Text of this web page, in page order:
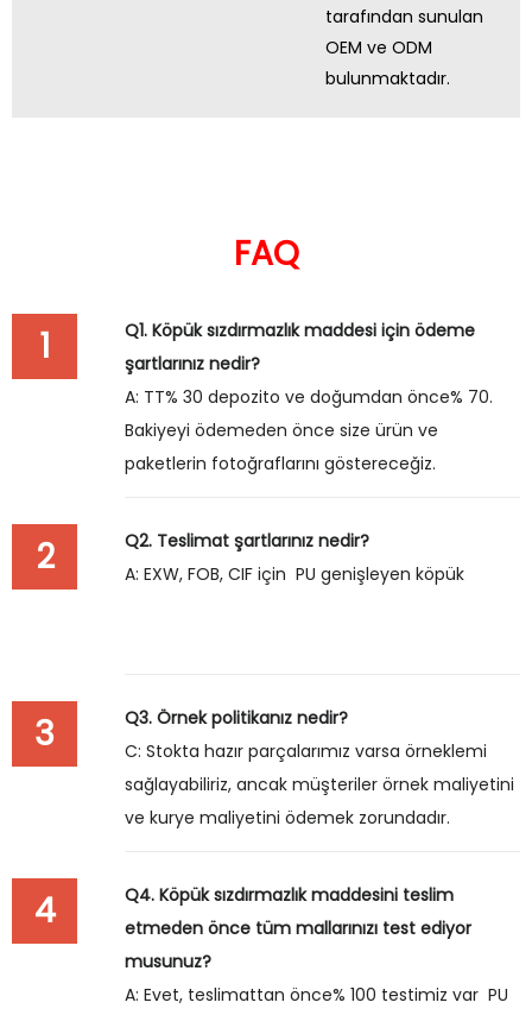
tarafından sunulan
OEM ve ODM
bulunmaktadır.
FAQ
1
Q1. Köpük sızdırmazlık maddesi için ödeme
şartlarınız nedir?
A: TT% 30 depozito ve doğumdan önce% 70.
Bakiyeyi ödemeden önce size ürün ve
paketlerin fotoğraflarını göstereceğiz.
2
Q2. Teslimat şartlarınız nedir?
A: EXW, FOB, CIF için PU genişleyen köpük
3
Q3. Örnek politikanız nedir?
C: Stokta hazır parçalarımız varsa örneklemi
sağlayabiliriz, ancak müşteriler örnek maliyetini
ve kurye maliyetini ödemek zorundadır.
4
Q4. Köpük sızdırmazlık maddesini teslim
etmeden önce tüm mallarınızı test ediyor
musunuz?
A: Evet, teslimattan önce% 100 testimiz var PU